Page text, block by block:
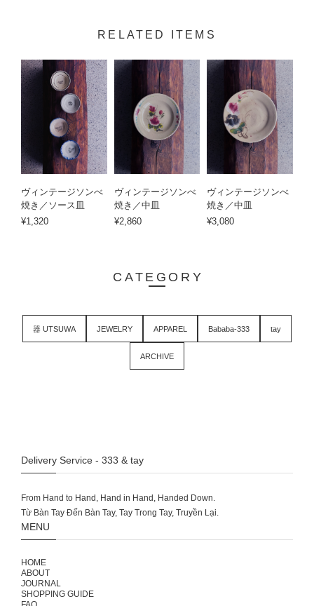
RELATED ITEMS
ヴィンテージソンべ
焼き／ソース皿
¥1,320
ヴィンテージソンべ
焼き／中皿
¥2,860
ヴィンテージソンべ
焼き／中皿
¥3,080
CATEGORY
器 UTSUWA JEWELRY APPAREL Bababa-333 tay
ARCHIVE
Delivery Service - 333 & tay
From Hand to Hand, Hand in Hand, Handed Down.
MENU
HOME
ABOUT
JOURNAL
SHOPPING GUIDE